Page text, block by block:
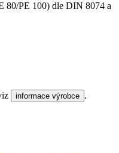
80/PE 100) dle DIN 8074 a
informace výrobce .